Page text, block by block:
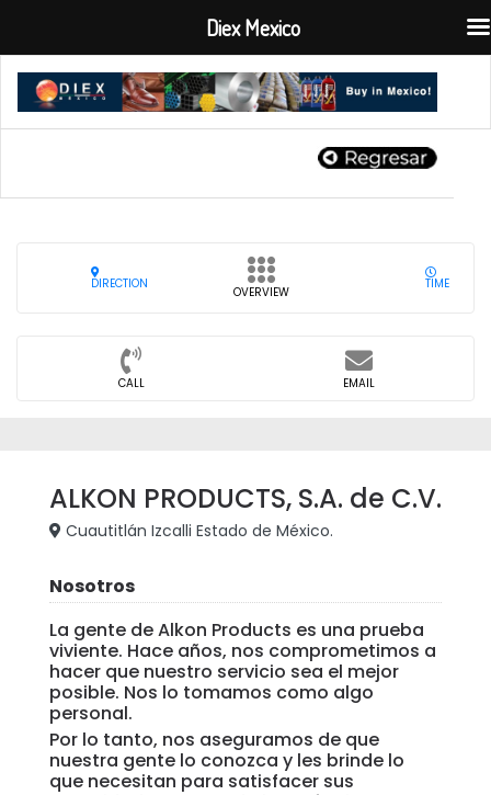
DIRECTION
OVERVIEW
TIME
CALL EMAIL
ALKON PRODUCTS, S.A. de C.V.
Cuautitlán Izcalli Estado de México.
Nosotros
La gente de Alkon Products es una prueba
viviente. Hace años, nos comprometimos a
hacer que nuestro servicio sea el mejor
posible. Nos lo tomamos como algo
personal.
Por lo tanto, nos aseguramos de que
nuestra gente lo conozca y les brinde lo
que necesitan para satisfacer sus
Diex Mexico